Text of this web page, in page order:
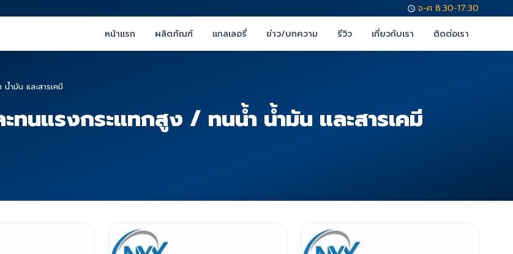
จ-ศ 8:30-17:30
หน้าแรก
ผลิตภัณฑ์ แกลเลอรี่ ข่าว/บทความ รีวิว เกี่ยวกับเรา ติดต่อเรา
ำมัน และสารเคมี
นแรงกระแทกสูง / ทนน้ำ น้ำมัน และสารเคมี